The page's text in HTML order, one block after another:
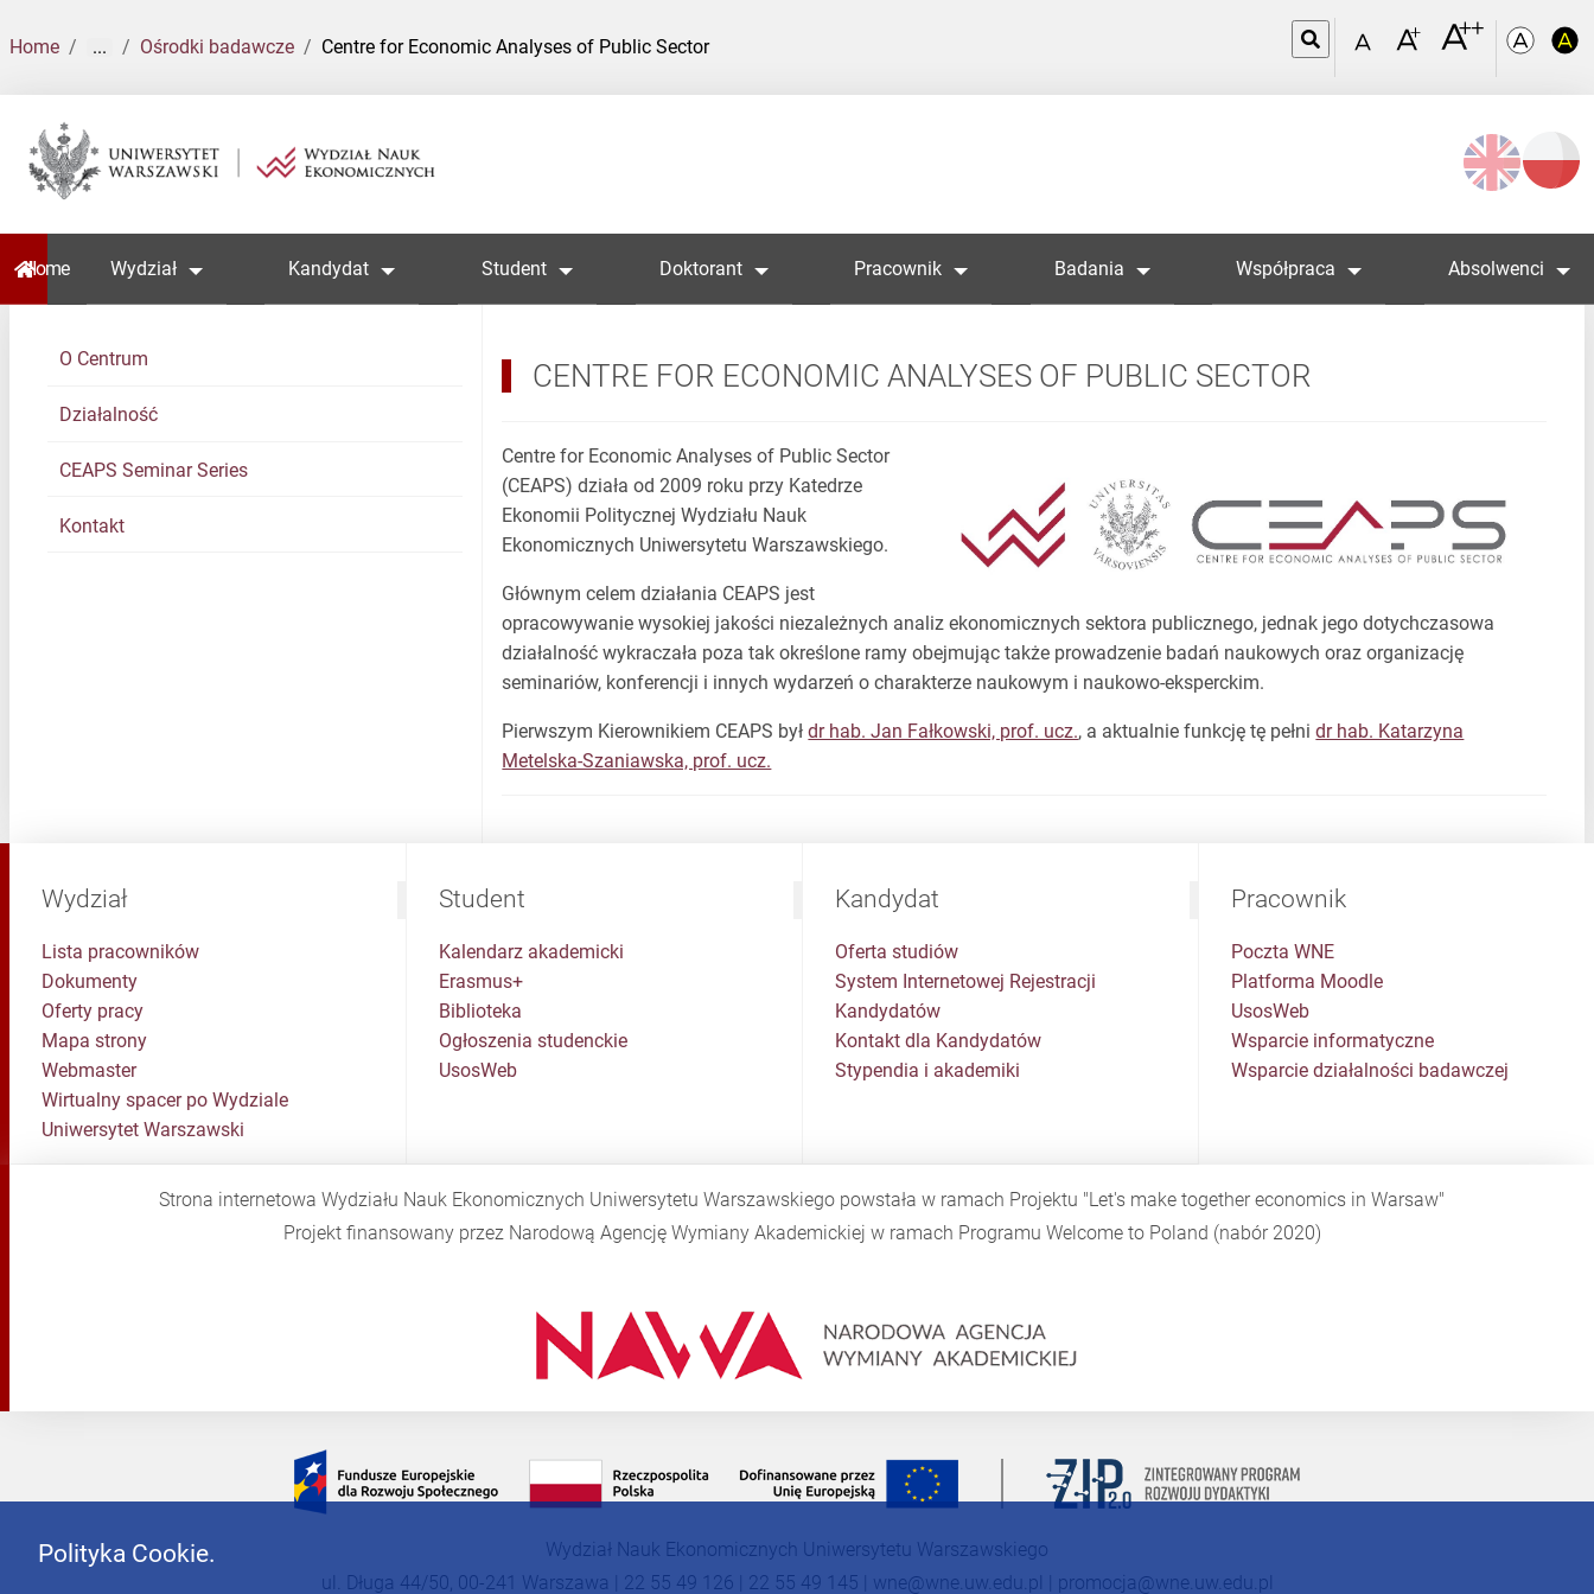
Home ... Ośrodki badawcze Centre for Economic Analyses of Public Sector
Wybierz
język
Home Wydział Kandydat Student Doktorant Pracownik Badania Współpraca Absolwenci
O Centrum
Działalność
CEAPS Seminar Series
Kontakt
CENTRE FOR ECONOMIC ANALYSES OF PUBLIC SECTOR
Centre for Economic Analyses of Public Sector
(CEAPS) działa od 2009 roku przy Katedrze
Ekonomii Politycznej Wydziału Nauk
Ekonomicznych Uniwersytetu Warszawskiego.
Głównym celem działania CEAPS jest
opracowywanie wysokiej jakości niezależnych analiz ekonomicznych sektora publicznego, jednak jego dotychczasowa
działalność wykraczała poza tak określone ramy obejmując także prowadzenie badań naukowych oraz organizację
seminariów, konferencji i innych wydarzeń o charakterze naukowym i naukowo-eksperckim.
Pierwszym Kierownikiem CEAPS byłdr hab. Jan Fałkowski, prof. ucz., a aktualnie funkcję tę pełnidr hab. Katarzyna
Metelska-Szaniawska, prof. ucz.
Wydział
Lista pracowników
Dokumenty
Oferty pracy
Mapa strony
Webmaster
Wirtualny spacer po Wydziale
Uniwersytet Warszawski
Student
Kalendarz akademicki
Erasmus+
Biblioteka
Ogłoszenia studenckie
UsosWeb
Kandydat
Oferta studiów
System Internetowej Rejestracji
Kandydatów
Kontakt dla Kandydatów
Stypendia i akademiki
Pracownik
Poczta WNE
Platforma Moodle
UsosWeb
Wsparcie informatyczne
Wsparcie działalności badawczej
Strona internetowa Wydziału Nauk Ekonomicznych Uniwersytetu Warszawskiego powstała w ramach Projektu "Let's make together economics in Warsaw"
Projekt finansowany przez Narodową Agencję Wymiany Akademickiej w ramach Programu Welcome to Poland (nabór 2020)
Wydział Nauk Ekonomicznych Uniwersytetu Warszawskiego
ul. Długa 44/50, 00-241 Warszawa | 22 55 49 126 | 22 55 49 145 | wne@wne.uw.edu.pl promocja@wne.uw.edu.pl
Polityka Cookie.